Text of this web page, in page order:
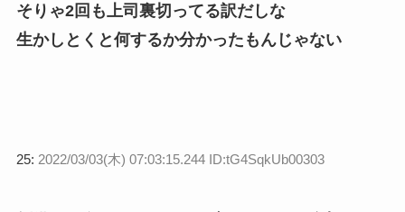
そりゃ2回も上司裏切ってる訳だしな
生かしとくと何するか分かったもんじゃない
25: 2022/03/03(木) 07:03:15.244 ID:tG4SqkUb00303